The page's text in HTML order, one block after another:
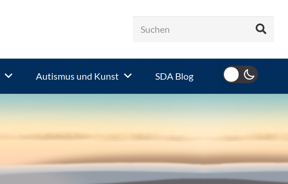
Autismus und Kunst SDA Blog